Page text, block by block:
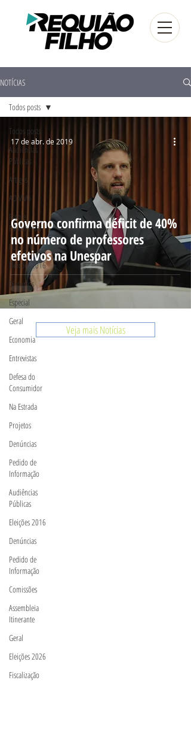
NOTÍCIAS
Todos posts
Audiências
Públicas
Artigos
AO VIVO
Frente
Parlamentar
FUG - PR
Eleições 2016
Discursos
Especial
Geral
Economia
Entrevistas
Defesa do
Consumidor
Na Estrada
Projetos
Denúncias
Pedido de
Informação
Audiências
Públicas
Eleições 2016
Denúncias
Pedido de
Informação
Comissões
Assembleia
Itinerante
Geral
Eleições 2026
Fiscalização
Todos posts
Governo confirma déficit de 40%
no número de professores
efetivos na Unespar
17 de abr. de 2019
Veja mais Notícias